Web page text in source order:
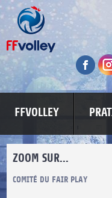
FFVOLLEY
ZOOM SUR...
COMITÉ DU FAIR PLAY